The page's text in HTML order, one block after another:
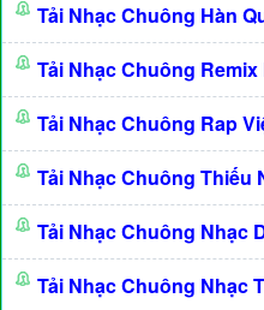
Tải Nhạc Chuông Hàn
Tải Nhạc Chuông Remix
Tải Nhạc Chuông Rap
Tải Nhạc Chuông Thiếu
Tải Nhạc Chuông Nhạc
Tải Nhạc Chuông Nhạc